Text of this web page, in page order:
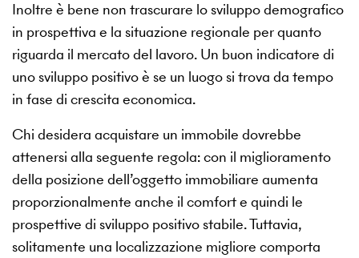
Inoltre è bene non trascurare lo sviluppo demografico
in prospettiva e la situazione regionale per quanto
riguarda il mercato del lavoro. Un buon indicatore di
uno sviluppo positivo è se un luogo si trova da tempo
in fase di crescita economica.
Chi desidera acquistare un immobile dovrebbe
attenersi alla seguente regola: con il miglioramento
della posizione dell’oggetto immobiliare aumenta
proporzionalmente anche il comfort e quindi le
prospettive di sviluppo positivo stabile. Tuttavia,
solitamente una localizzazione migliore comporta